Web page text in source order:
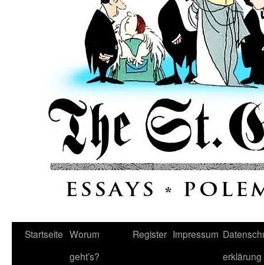
Startseite Worum
geht’s?
Register Impressum
erklärung